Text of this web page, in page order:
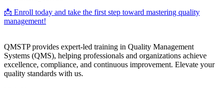
📩 Enroll today and take the first step toward mastering quality
management!
QMSTP provides expert-led training in Quality Management
Systems (QMS), helping professionals and organizations achieve
excellence, compliance, and continuous improvement. Elevate your
quality standards with us.